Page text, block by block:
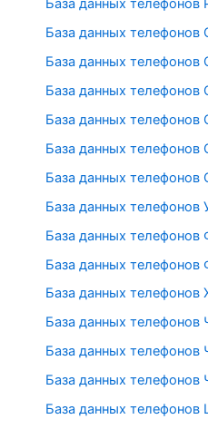
База данных телефонов
База данных
База данных телефонов
База данных
База данных телефонов
База данных телефонов
База данных телефонов
База данных телефонов
База данных телефонов
База данных телефонов
База данных телефонов
База данных телефонов
База данных телефонов
База данных телефонов
База данных телефонов